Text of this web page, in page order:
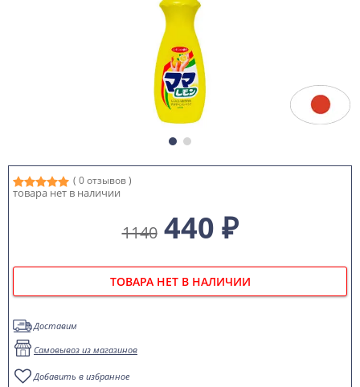
( 0 отзывов )
товара нет в наличии
1140 440 ₽
ТОВАРА НЕТ В НАЛИЧИИ
Доставим
Самовывоз из магазинов
Добавить в избранное